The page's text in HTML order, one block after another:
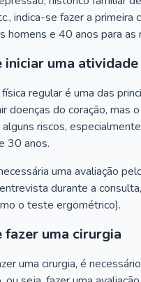
indica-se fazer a primeira
homens e 40 anos para as
iniciar uma
regular é uma das
doenças do coração, mas
riscos,
30 anos.
uma avaliação
durante a
o teste ergométrico).
fazer uma cirurgia
uma cirurgia, é